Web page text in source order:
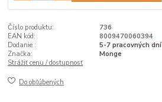
Číslo produktu:
736
EAN kód:
8009470060394
Dodanie :
5-7 pracovných dní
Značka:
Monge
Strážiť cenu / dostupnosť
Do obľúbených